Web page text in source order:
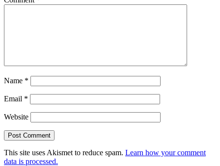
Name *
Email *
Website
This site uses Akismet to reduce spam. Learn how your comment
data is processed.